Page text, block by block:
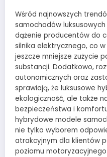
Wśród najnowszych
samochodów
dążenie producentów do
silnika elektrycznego, co
jeszcze mniejsze zużycie
substancji. Dodatkowo,
autonomicznych oraz
sprawiają, że luksusowe
ekologiczność, ale także
bezpieczeństwa i
hybrydowe modele
nie tylko wyborem
atrakcyjnym dla klientów
poziomu motoryzacyjnego